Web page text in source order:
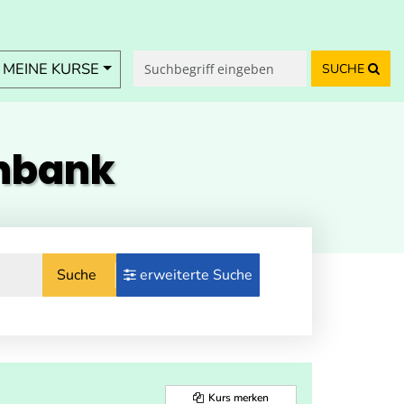
KURSE SUCHE
Suche erweiterte Suche
Kurs merken